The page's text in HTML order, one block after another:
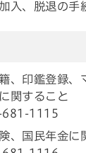
入、脱退の手
、印鑑登録、
関すること
681-1115
、国民年金に